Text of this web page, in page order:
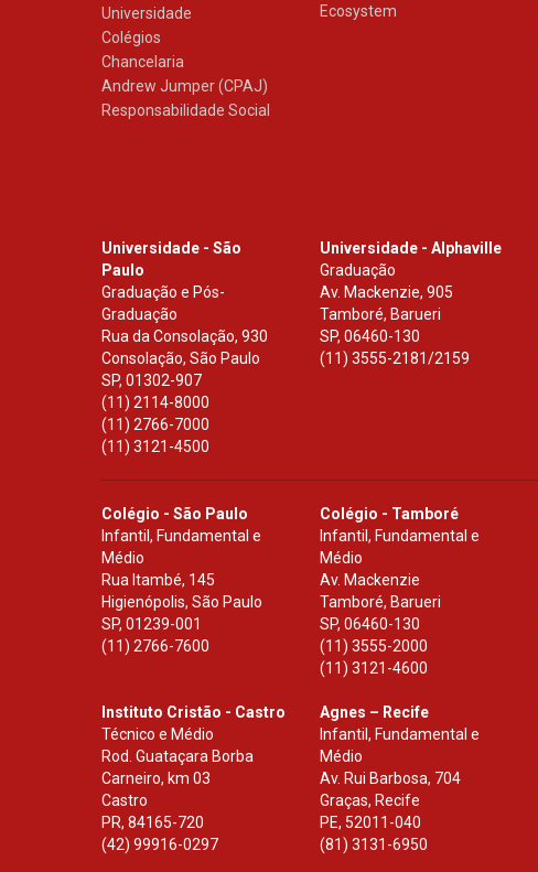
Universidade
Colégios
Chancelaria
Andrew Jumper (CPAJ)
Responsabilidade Social
Ecosystem
Universidade - São
Paulo
Graduação e Pós-
Graduação
Rua da Consolação, 930
Consolação, São Paulo
SP, 01302-907
(11) 2114-8000
(11) 2766-7000
(11) 3121-4500
Universidade - Alphaville
Graduação
Av. Mackenzie, 905
Tamboré, Barueri
SP,06460-130
(11) 3555-2181/2159
Colégio - São Paulo
Infantil, Fundamental e
Médio
Rua Itambé, 145
Higienópolis, São Paulo
SP, 01239-001
(11) 2766-7600
Colégio - Tamboré
Infantil, Fundamental e
Médio
Av. Mackenzie
Tamboré, Barueri
SP,06460-130
(11) 3555-2000
(11) 3121-4600
Instituto Cristão - Castro
Técnico e Médio
Rod. Guataçara Borba
Carneiro, km 03
Castro
PR, 84165-720
(42) 99916-0297
Agnes – Recife
Infantil, Fundamental e
Médio
Av. Rui Barbosa, 704
Graças, Recife
PE, 52011-040
(81) 3131-6950